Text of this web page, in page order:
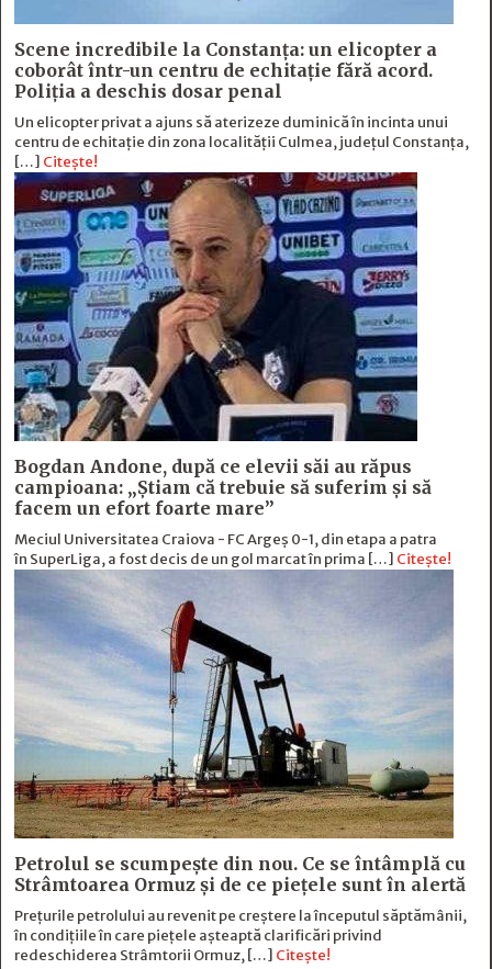
Scene incredibile la Constanța: un elicopter a
coborât într-un centru de echitație fără acord.
Poliția a deschis dosar penal
Un elicopter privat a ajuns să aterizeze duminică în incinta unui
centru de echitație din zona localității Culmea, județul Constanța,
[…] Citește!
Bogdan Andone, după ce elevii săi au răpus
campioana: „Ştiam că trebuie să suferim şi să
facem un efort foarte mare”
Meciul Universitatea Craiova - FC Argeș 0-1, din etapa a patra
în SuperLiga, a fost decis de un gol marcat în prima […] Citește!
Petrolul se scumpește din nou. Ce se întâmplă cu
Strâmtoarea Ormuz și de ce piețele sunt în alertă
Prețurile petrolului au revenit pe creștere la începutul săptămânii,
în condițiile în care piețele așteaptă clarificări privind
redeschiderea Strâmtorii Ormuz, […] Citește!